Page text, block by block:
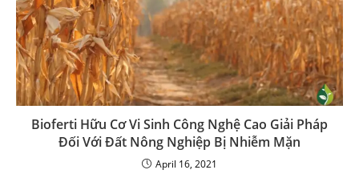
Bioferti Hữu Cơ Vi Sinh Công Nghệ Cao Giải Pháp
Đối Với Đất Nông Nghiệp Bị Nhiễm Mặn
April 16, 2021